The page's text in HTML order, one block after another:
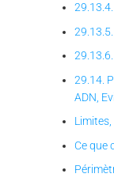
29.14.
ADN,
Ce que